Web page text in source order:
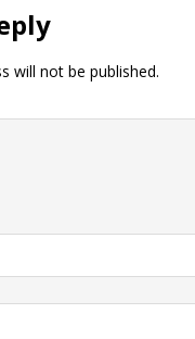
will not be published.